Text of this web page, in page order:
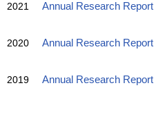
2021 Annual Research Report
2020 Annual Research Report
2019 Annual Research Report